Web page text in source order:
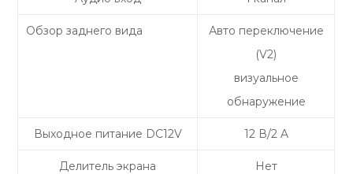
Обзор заднего вида
Авто переключение
(V2)
визуальное
обнаружение
Выходное питание DC12V 12 В/2 A
Делитель экрана Нет